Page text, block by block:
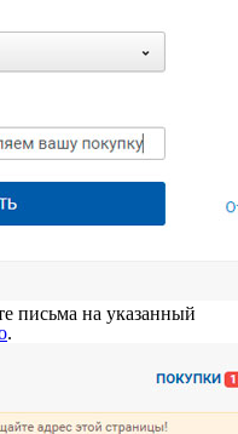
письма на указанный
.